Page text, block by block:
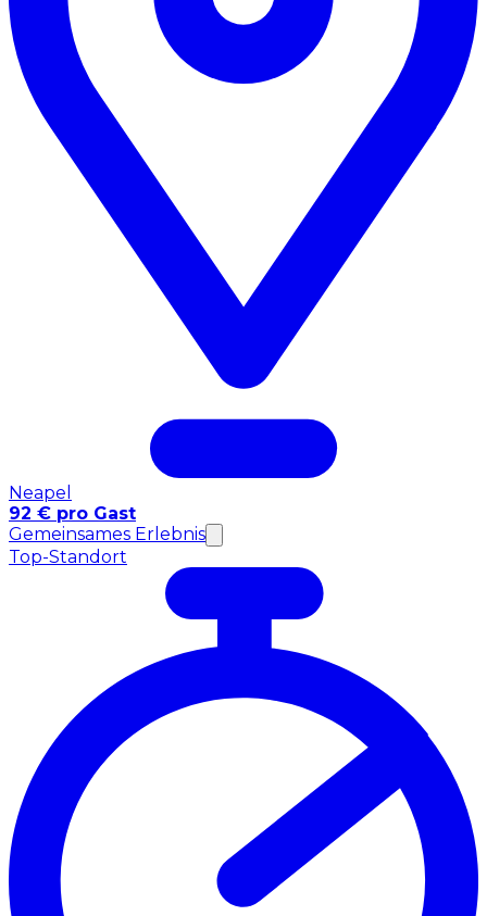
Neapel
92 € pro Gast
Gemeinsames Erlebnis
Top-Standort